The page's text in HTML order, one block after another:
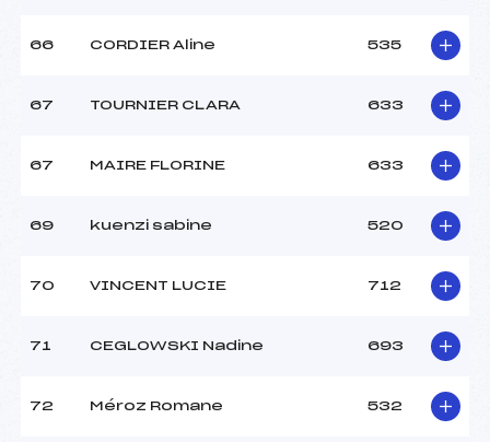
66 CORDIER Aline 535
67 TOURNIER CLARA 633
67 MAIRE FLORINE 633
69 kuenzi sabine 520
70 VINCENT LUCIE 712
71 CEGLOWSKI Nadine 693
72 Méroz Romane 532